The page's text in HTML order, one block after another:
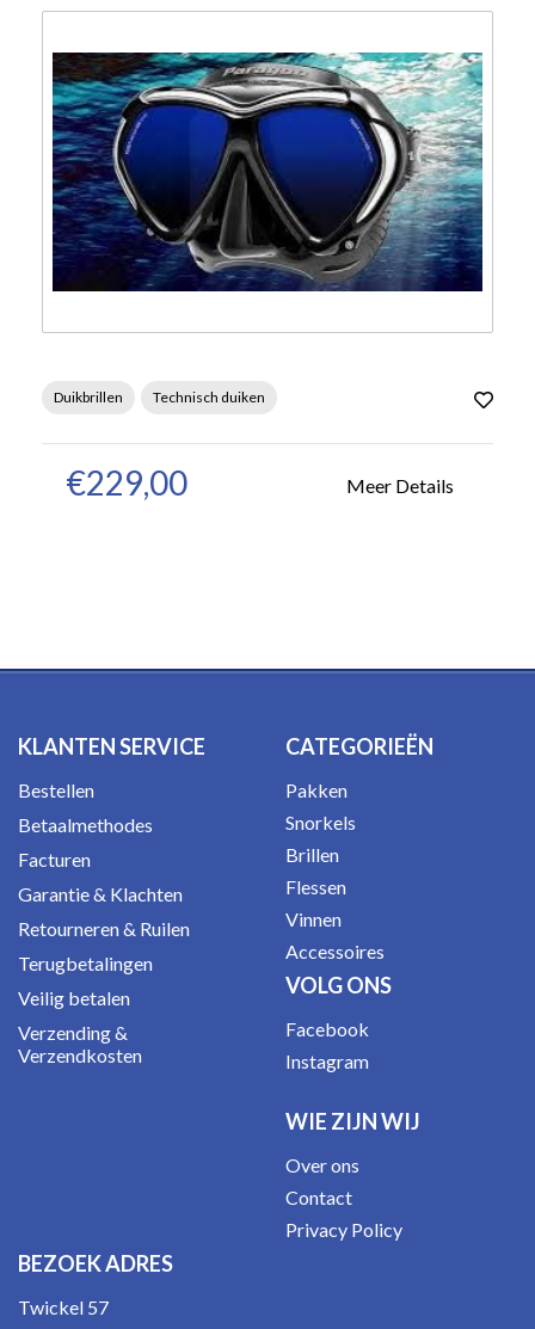
Duikbrillen Technisch duiken
€229,00 Meer Details
KLANTEN SERVICE
Bestellen
Betaalmethodes
Facturen
Garantie & Klachten
Retourneren & Ruilen
Terugbetalingen
Veilig betalen
Verzending &
Verzendkosten
CATEGORIEËN
Pakken
Snorkels
Brillen
Flessen
Vinnen
Accessoires
VOLG ONS
Facebook
Instagram
WIE ZIJN WIJ
Over ons
Contact
Privacy Policy
BEZOEK ADRES
Twickel 57